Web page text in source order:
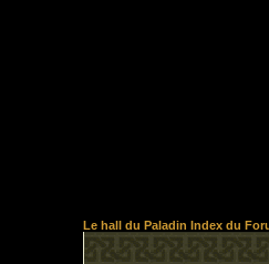
Le hall du Paladin Index du